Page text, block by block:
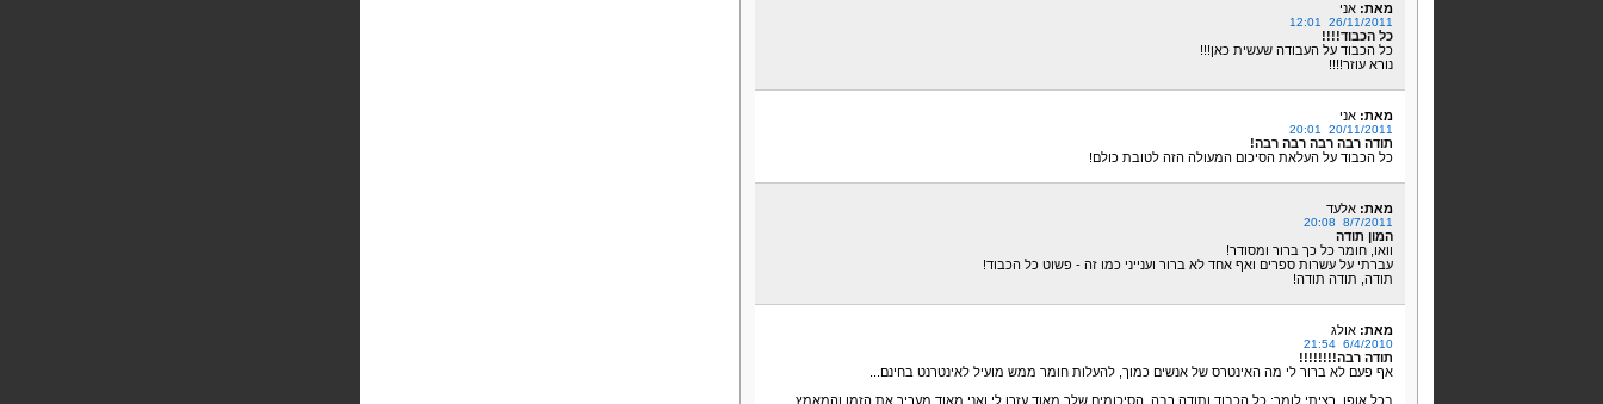
מאת: אני
26/11/2011 12:01
כל הכבוד!!!!
כל הכבוד על העבודה שעשית כאן!!!
נורא עוזר!!!!
מאת: אני
20/11/2011 20:01
תודה רבה רבה רבה רבה!
כל הכבוד על העלאת הסיכום המעולה הזה לטובת כולם!
מאת: אלעד
8/7/2011 20:08
המון תודה
וואו, חומר כל כך ברור ומסודר!
עברתי על עשרות ספרים ואף אחד לא ברור וענייני כמו זה - פשוט כל הכבוד!
תודה, תודה תודה!
מאת: אולג
6/4/2010 21:54
תודה רבה!!!!!!!!
אף פעם לא ברור לי מה האינטרס של אנשים כמוך, להעלות חומר ממש מועיל לאינטרנט בחינם...
בכל אופן, רציתי לומר: כל הכבוד ותודה רבה, הסיכומים שלך מאוד עזרו לי ואני מאוד מעריך את הזמן והמאמץ